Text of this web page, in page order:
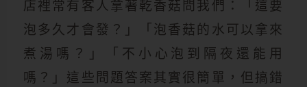
店裡常有客人拿著乾香菇問我們：「這要
泡多久才會發？」「泡香菇的水可以拿來
煮湯嗎？」「不小心泡到隔夜還能用
嗎？」這些問題答案其實很簡單，但搞錯